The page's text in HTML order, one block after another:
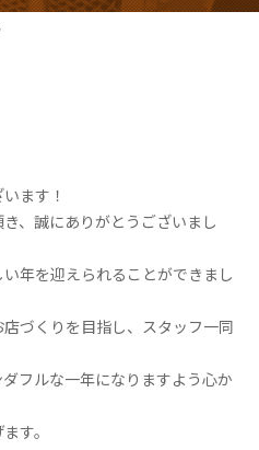
ます！
、誠にありがとうございまし
年を迎えられることができまし
づくりを目指し、スタッフ一同
フルな一年になりますよう心か
す。